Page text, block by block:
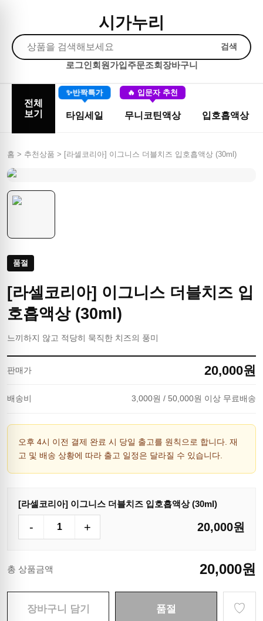
시가누리
검색
로그인회원가입주문조회장바구니
전체
보기
✨반짝특가
타임세일
🔥 입문자 추천
무니코틴액상 입호흡액상
홈 > 추천상품 > [라셀코리아] 이그니스 더블치즈 입호흡액상 (30ml)
품절
[라셀코리아] 이그니스 더블치즈 입
호흡액상 (30ml)
느끼하지 않고 적당히 묵직한 치즈의 풍미
판매가 20,000원
배송비 3,000원 / 50,000원 이상 무료배송
오후 4시 이전 결제 완료 시 당일 출고를 원칙으로 합니다. 재
고 및 배송 상황에 따라 출고 일정은 달라질 수 있습니다.
[라셀코리아] 이그니스 더블치즈 입호흡액상 (30ml)
- + 20,000원
총 상품금액 20,000원
장바구니 담기 품절 ♡